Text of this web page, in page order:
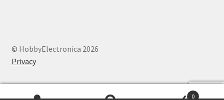
© HobbyElectronica 2026
Privacy
0